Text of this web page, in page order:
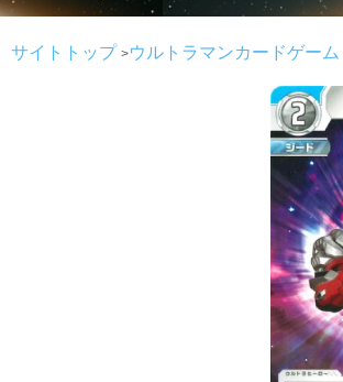
サイトトップ ウルトラマンカードゲー